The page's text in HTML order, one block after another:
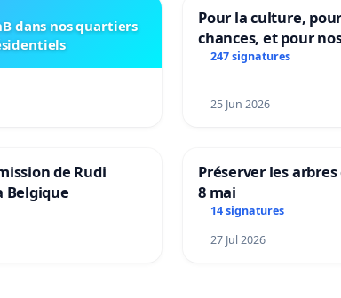
dans nos quartiers
Pour la culture,
chances, et pour
247 signatures
25 Jun 2026
de Rudi
Belgique
Préserver les
8 mai
14 signatures
27 Jul 2026